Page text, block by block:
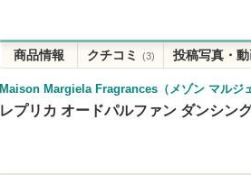
商品情報 クチコミ (3) 投稿写真・
Maison Margiela Fragrances（メゾン マルジ
レプリカ オードパルファン ダンシン